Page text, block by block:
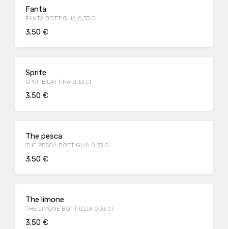
Fanta
FANTA BOTTIGLIA 0,33 Cl
3.50 €
Sprite
SPRITE LATTINA 0,33 Cl
3.50 €
The pesca
THE PESCA BOTTIGLIA 0,33 Cl
3.50 €
The limone
THE LIMONE BOTTIGLIA 0,33 Cl
3.50 €